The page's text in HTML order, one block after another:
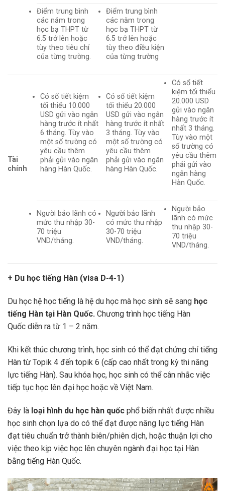
Điểm trung bình
các năm trong
học bạ THPT từ
6.5 trở lên hoặc
tùy theo tiêu chí
của từng trường.
Điểm trung bình
các năm trong
học bạ THPT từ
6.5 trở lên hoặc
tùy theo điều kiện
của từng trường
Tài
chính
Có sổ tiết kiệm
tối thiểu 10.000
USD gửi vào ngân
hàng trước ít nhất
6 tháng. Tùy vào
một số trường có
yêu cầu thêm
phải gửi vào ngân
hàng Hàn Quốc.
Có sổ tiết kiệm
tối thiểu 20.000
USD gửi vào ngân
hàng trước ít nhất
3 tháng. Tùy vào
một số trường có
yêu cầu thêm
phải gửi vào ngân
hàng Hàn Quốc.
Có sổ tiết
kiệm tối thiểu
20.000 USD
gửi vào ngân
hàng trước ít
nhất 3 tháng.
Tùy vào một
số trường có
yêu cầu thêm
phải gửi vào
ngân hàng
Hàn Quốc.
Người bảo lãnh có
mức thu nhập 30-
70 triệu
VND/tháng.
Người bảo lãnh
có mức thu nhập
30-70 triệu
VND/tháng.
Người bảo
lãnh có mức
thu nhập 30-
70 triệu
VND/tháng.
+ Du học tiếng Hàn (visa D-4-1)
Du học hệ học tiếng là hệ du học mà học sinh sẽ sang học
tiếng Hàn tại Hàn Quốc. Chương trình học tiếng Hàn
Quốc diễn ra từ 1 – 2 năm.
Khi kết thúc chương trình, học sinh có thể đạt chứng chỉ tiếng
Hàn từ Topik 4 đến topik 6 (cấp cao nhất trong kỳ thi năng
lực tiếng Hàn). Sau khóa học, học sinh có thể cân nhắc việc
tiếp tục học lên đại học hoặc về Việt Nam.
Đây là loại hình du học hàn quốc phổ biến nhất được nhiều
học sinh chọn lựa do có thể đạt được năng lực tiếng Hàn
đạt tiêu chuẩn trở thành biên/phiên dịch, hoặc thuận lợi cho
việc theo kịp việc học lên chuyên ngành đại học tại Hàn
bằng tiếng Hàn Quốc.